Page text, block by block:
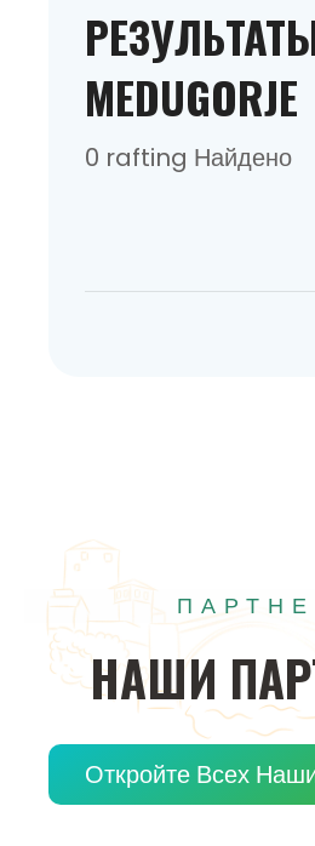
MEDUGORJE
0 rafting Найдено
НАШИ
Откройте Всех